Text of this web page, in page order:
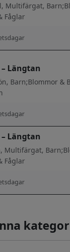
Multifärgat,
Fåglar
Längtan
Barn;Blommor &
Längtan
Multifärgat,
Fåglar